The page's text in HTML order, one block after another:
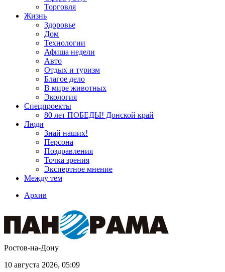
Торговля
Жизнь
Здоровье
Дом
Технологии
Афиша недели
Авто
Отдых и туризм
Благое дело
В мире животных
Экология
Спецпроекты
80 лет ПОБЕДЫ! Донской край
Люди
Знай наших!
Персона
Поздравления
Точка зрения
Экспертное мнение
Между тем
Архив
Ростов-на-Дону
10 августа 2026, 05:09